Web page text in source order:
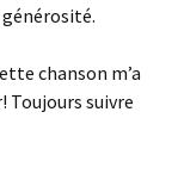
chanson m’a
Toujours suivre